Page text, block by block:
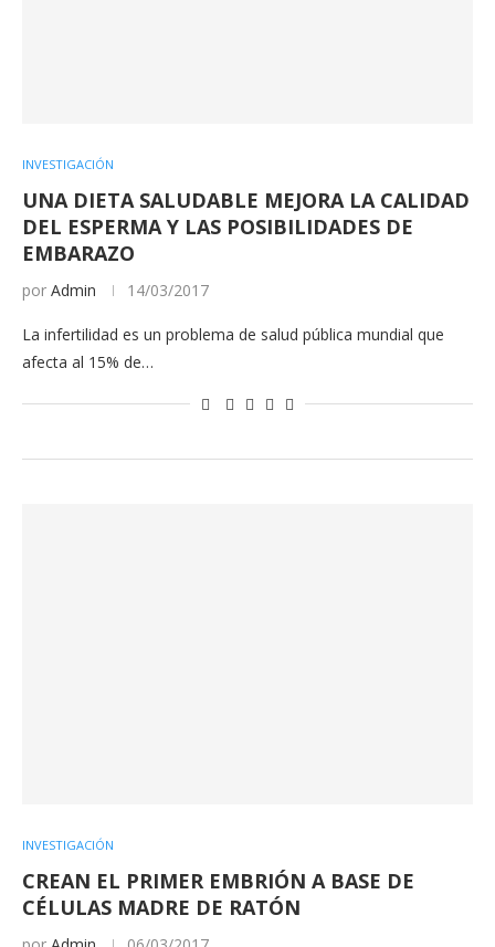
INVESTIGACIÓN
UNA DIETA SALUDABLE MEJORA LA CALIDAD
DEL ESPERMA Y LAS POSIBILIDADES DE
EMBARAZO
por Admin 14/03/2017
La infertilidad es un problema de salud pública mundial que
afecta al 15% de…
INVESTIGACIÓN
CREAN EL PRIMER EMBRIÓN A BASE DE
CÉLULAS MADRE DE RATÓN